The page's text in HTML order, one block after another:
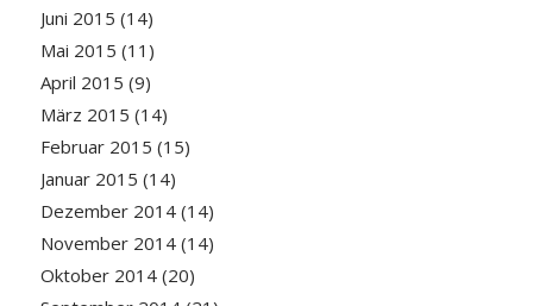
Juni 2015 (14)
Mai 2015 (11)
April 2015 (9)
März 2015 (14)
Februar 2015 (15)
Januar 2015 (14)
Dezember 2014(14)
November 2014(14)
Oktober 2014(20)